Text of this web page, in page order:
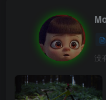
奂，但作为一个随着
一款作品，它理论上
进的“猴吹”症候群患
——因为这就不符合这
没